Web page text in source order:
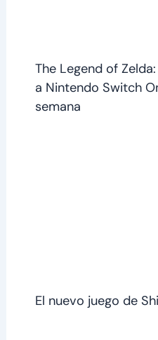
The Legend of
a Nintendo Switch
semana
El nuevo juego de